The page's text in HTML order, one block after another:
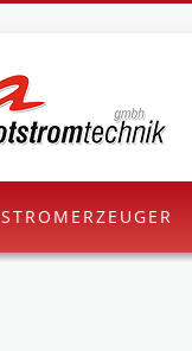
STROMERZEUGER